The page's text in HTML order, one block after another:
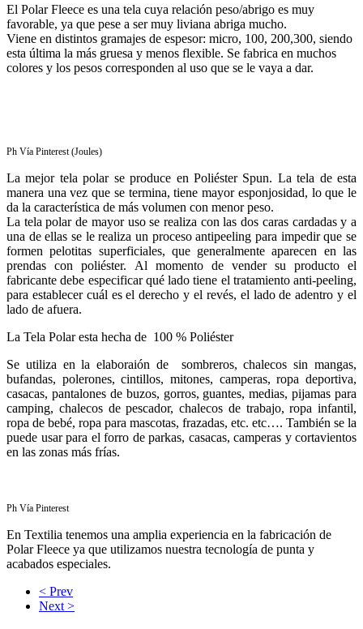
El Polar Fleece es una tela cuya relación peso/abrigo es muy
favorable, ya que pese a ser muy liviana abriga mucho.
Viene en distintos gramajes de espesor: micro, 100, 200,300, siendo
esta última la más gruesa y menos flexible. Se fabrica en muchos
colores y los pesos corresponden al uso que se le vaya a dar.
Ph Vía Pinterest (Joules)
La mejor tela polar se produce en Poliéster Spun. La tela de esta
manera una vez que se termina, tiene mayor esponjosidad, lo que le
da la característica de más volumen con menor peso.
La tela polar de mayor uso se realiza con las dos caras cardadas y a
una de ellas se le realiza un proceso antipeeling para impedir que se
formen pelotitas superficiales, que generalmente aparecen en las
prendas con poliéster. Al momento de vender su producto el
fabricante debe especificar qué lado tiene el tratamiento anti-peeling,
para establecer cuál es el derecho y el revés, el lado de adentro y el
lado de afuera.
La Tela Polar esta hecha de 100 % Poliéster
Se utiliza en la elaboraión de sombreros, chalecos sin mangas,
bufandas, polerones, cintillos, mitones, camperas, ropa deportiva,
casacas, pantalones de buzos, gorros, guantes, medias, pijamas para
camping, chalecos de pescador, chalecos de trabajo, ropa infantil,
ropa de bebé, ropa para mascotas, frazadas, etc. etc…. También se la
puede usar para el forro de parkas, casacas, camperas y cortavientos
en las zonas más frías.
Ph Vía Pinterest
En Textilia tenemos una amplia experiencia en la fabricación de
Polar Fleece ya que utilizamos nuestra tecnología de punta y
acabados especiales.
< Prev
Next >